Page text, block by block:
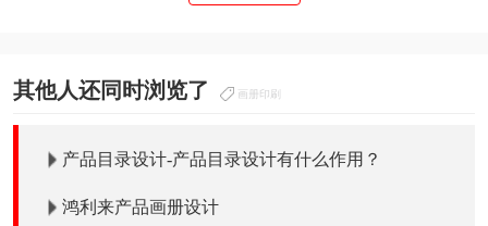
其他人还同时浏览了 画册印刷
产品目录设计-产品目录设计有什么作用？
鸿利来产品画册设计